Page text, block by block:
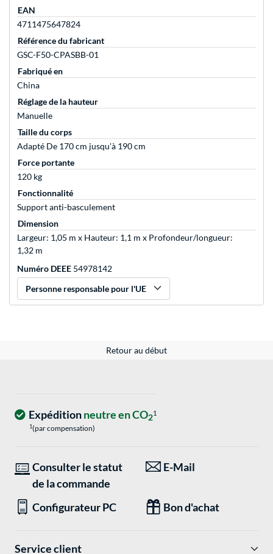
EAN
4711475647824
Référence du fabricant
GSC-F50-CPASBB-01
Fabriqué en
China
Réglage de la hauteur
Manuelle
Taille du corps
Adapté De 170 cm jusqu'à 190 cm
Force portante
120 kg
Fonctionnalité
Support anti-basculement
Dimension
Largeur: 1,05 m x Hauteur: 1,1 m x Profondeur/longueur:
1,32 m
Numéro DEEE 54978142
Personne responsable pour l'UE
Retour au début
Expéditionneutre en CO21
1(par compensation)
Consulter le statut
de la commande
E-Mail
Configurateur PC Bon d'achat
Service client